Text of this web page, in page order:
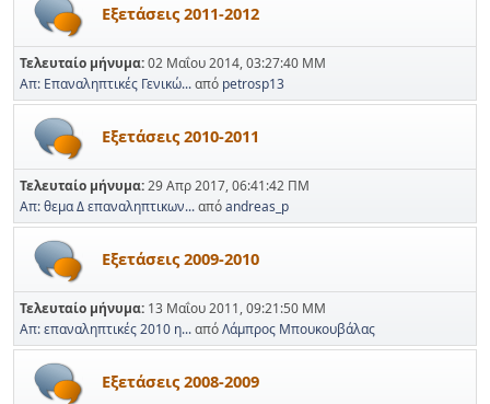
Εξετάσεις 2011-2012
Τελευταίο μήνυμα:02 Μαΐου 2014, 03:27:40 ΜΜ
Απ: Επαναληπτικές Γενικώ...από petrosp13
Εξετάσεις 2010-2011
Τελευταίο μήνυμα:29 Απρ 2017, 06:41:42 ΠΜ
Απ: θεμα Δ επαναληπτικων...απόandreas_p
Εξετάσεις 2009-2010
Τελευταίο μήνυμα: 13 Μαΐου 2011, 09:21:50 ΜΜ
Απ: επαναληπτικές 2010 η...απόΛάμπρος Μπουκουβάλας
Εξετάσεις 2008-2009